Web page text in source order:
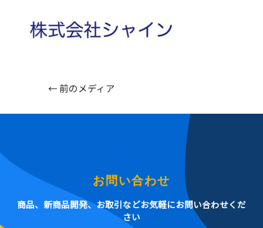
← 前のメディア
お問い合わせ
商品、新商品開発、お取引などお気軽にお問い合わせくだ
さい